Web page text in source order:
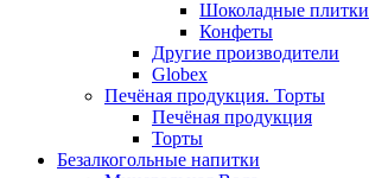
Шоколадные плитки
Конфеты
Другие производители
Globex
Печёная продукция. Торты
Печёная продукция
Торты
Безалкогольные напитки